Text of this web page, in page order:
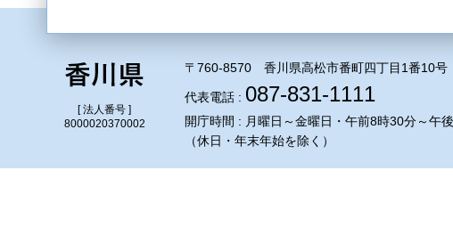
[ 法人番号 ]
8000020370002
〒760-8570 香川県高松市番町四丁目1番10号
代表電話 : 087-831-1111
開庁時間 : 月曜日～金曜日・午前8時30分～午
（休日・年末年始を除く）